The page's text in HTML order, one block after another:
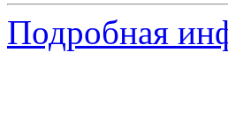
Подробная